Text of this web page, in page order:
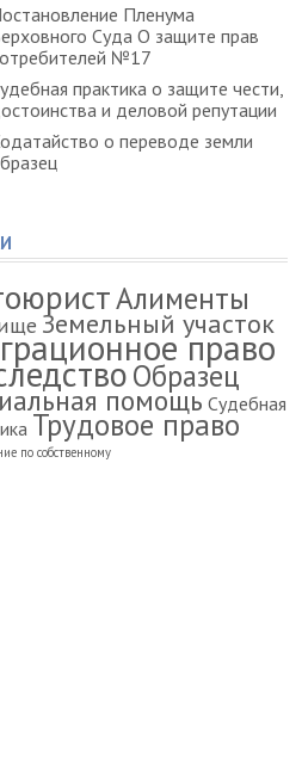
Пленума
Суда О защите прав
№17
практика о защите чести,
и деловой репутации
о переводе земли
Алименты
Земельный участок
право
Образец
помощь Судебная
Трудовое право
по собственному